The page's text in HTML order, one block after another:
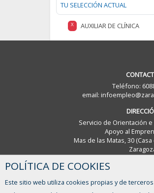
TU SELECCIÓN ACTUAL
X AUXILIAR DE CLÍNICA
Teléfono:
email:
Servicio de Orientación
Apoyo al
Mas de las Matas, 30
POLÍTICA DE COOKIES
Este sitio web utiliza cookies propias y de